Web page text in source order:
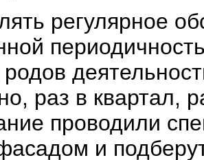
регулярное
раз в квартал,
проводили
и